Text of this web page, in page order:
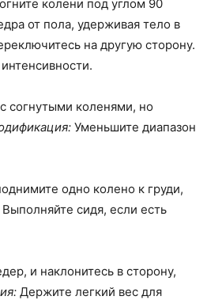
колени под углом 90
от пола, удерживая тело в
на другую сторону.
согнутыми коленями, но
Уменьшите диапазон
одно колено к груди,
Выполняйте сидя, если есть
и наклонитесь в сторону,
Держите легкий вес для